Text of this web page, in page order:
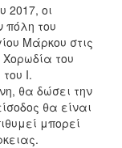
2017, οι
πόλη του
Μάρκου στις
Χορωδία του
Ι.
θα δώσει την
θα είναι
μπορεί